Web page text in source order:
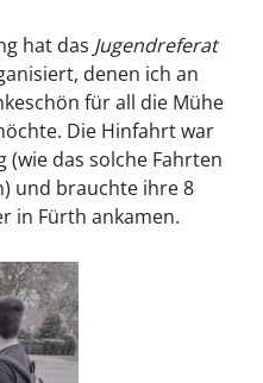
hat das Jugendreferat
denen ich an
für all die Mühe
Die Hinfahrt war
das solche Fahrten
und brauchte ihre 8
in Fürth ankamen.